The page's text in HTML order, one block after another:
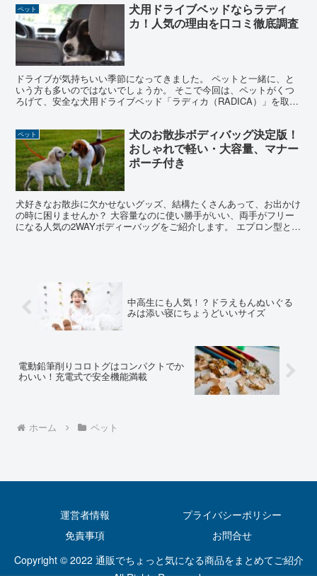
ペット
犬用ドライブベッドならラディ
カ！人気の理由を口コミ徹底調査
ドライブが気持ちいい季節になってきました。 ペットと一緒に、と
いう方も多いのではないでしょうか。 そこで今回は、ペットがくつ
ろげて、安全な犬用ドライブベッド「ラディカ（RADICA）」を取り
ペット
犬のお散歩ボディバッグ決定版！
おしゃれで軽い・大容量、マナー
ポーチ付き
犬好きなお散歩に欠かせないグッズ、結構たくさんあって、お出かけ
の時に困りませんか？ 大容量なのに使い勝手がいい、両手がフリー
になる人気の2WAYボディーバッグをご紹介します。 エプロン型とポ
中高生にも人気！？ドラえもんぬいぐる
みは添い寝にちょうどいいサイズ
電動鉛筆削りコロトグはコンパクトでか
わいい！充電式で安全機能満載
ホーム ペット
運営者情報
プライバシーポリシー
免責事項
お問合せ
Copyright © 2022 通販でちょっと気になる商品をまとめてご紹介